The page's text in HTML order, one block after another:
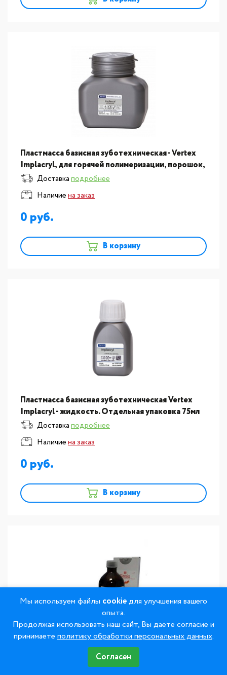
Пластмасса базисная зуботехническая - Vertex
Implacryl, для горячей полимеризации, порошок,
цвет №10, отдельная упаковка 150гр
Доставкаподробнее
Наличиена заказ
0
В корзину
Пластмасса базисная зуботехническая Vertex
Implacryl - жидкость. Отдельная упаковка 75мл
Доставкаподробнее
Наличиена заказ
0
В корзину
Basis - базисная пластмасса горячего
отверждения, набор 300г+140мл, цвет Розовый с
прожилками (LF Pink), Yamahachi (Япония)
Мы используем файлы cookieдля улучшения вашего
опыта.
Продолжая использовать наш сайт, Вы даете согласие и
принимаетеполитику обработки персональных данных.
Согласен